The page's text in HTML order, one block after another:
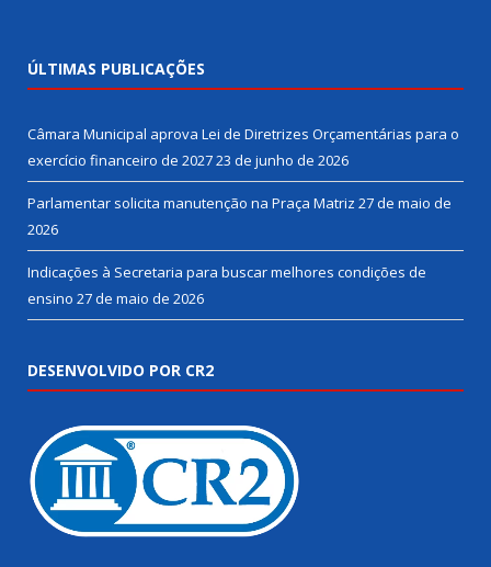
ÚLTIMAS PUBLICAÇÕES
Câmara Municipal aprova Lei de Diretrizes Orçamentárias para o
exercício financeiro de 202723 de junho de 2026
Parlamentar solicita manutenção na Praça Matriz 27 de maio de
2026
Indicações à Secretaria para buscar melhores condições de
ensino 27 de maio de 2026
DESENVOLVIDO POR CR2